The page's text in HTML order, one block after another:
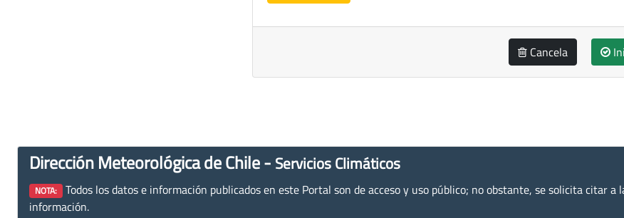
Cancela
Dirección Meteorológica de Chile - Servicios Climáticos
NOTA: Todos los datos e información publicados en este Portal son de acceso y uso público; no obstante, se solicita citar a
información.